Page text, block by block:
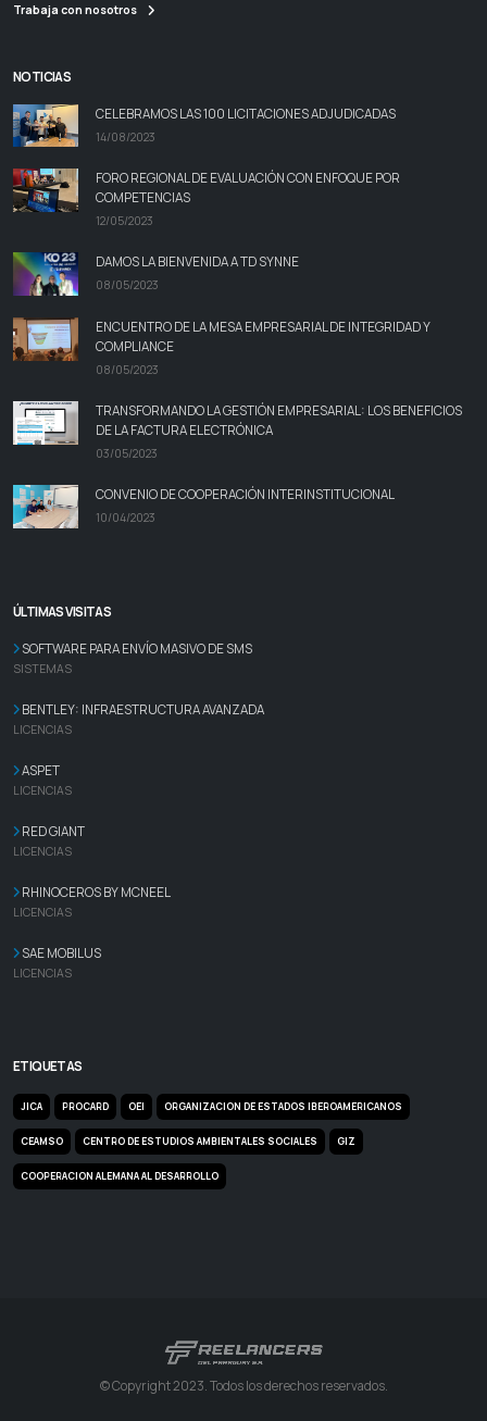
Trabaja con nosotros
NOTICIAS
CELEBRAMOS LAS 100 LICITACIONES ADJUDICADAS
14/08/2023
FORO REGIONAL DE EVALUACIÓN CON ENFOQUE POR
COMPETENCIAS
12/05/2023
DAMOS LA BIENVENIDA A TD SYNNE
08/05/2023
ENCUENTRO DE LA MESA EMPRESARIAL DE INTEGRIDAD Y
COMPLIANCE
08/05/2023
TRANSFORMANDO LA GESTIÓN EMPRESARIAL: LOS BENEFICIOS
DE LA FACTURA ELECTRÓNICA
03/05/2023
CONVENIO DE COOPERACIÓN INTERINSTITUCIONAL
10/04/2023
ÚLTIMAS VISITAS
SOFTWARE PARA ENVÍO MASIVO DE SMS
SISTEMAS
BENTLEY: INFRAESTRUCTURA AVANZADA
LICENCIAS
ASPET
LICENCIAS
RED GIANT
LICENCIAS
RHINOCEROS BY MCNEEL
LICENCIAS
SAE MOBILUS
LICENCIAS
ETIQUETAS
JICA PROCARD OEI ORGANIZACION DE ESTADOS IBEROAMERICANOS
CEAMSO CENTRO DE ESTUDIOS AMBIENTALES SOCIALES GIZ
COOPERACION ALEMANA AL DESARROLLO
© Copyright 2023. Todos los derechos reservados.